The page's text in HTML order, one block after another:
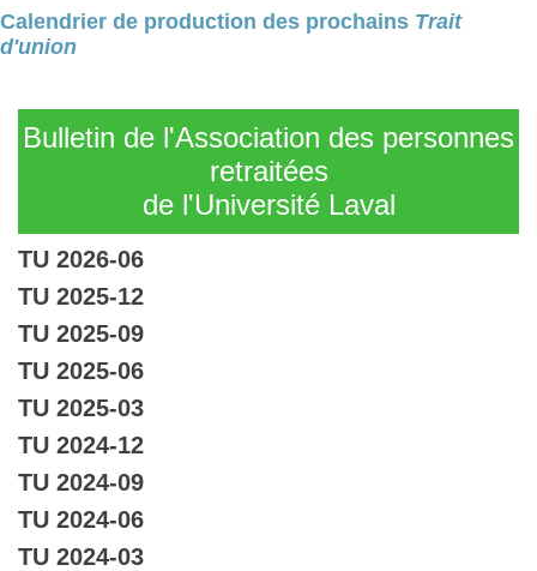
Calendrier de production des prochains Trait
d'union
Bulletin de l'Association des personnes
retraitées
de l'Université Laval
TU 2026-06
TU 2025-12
TU 2025-09
TU 2025-06
TU 2025-03
TU 2024-12
TU 2024-09
TU 2024-06
TU 2024-03